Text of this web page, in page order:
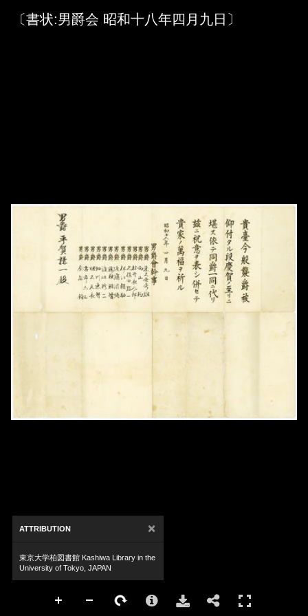
Media Viewer
〔書状:男爵会 昭和十八年四月九日〕
ATTRIBUTION ×
東京大学柏図書館 Kashiwa Library in the
University of Tokyo, JAPAN